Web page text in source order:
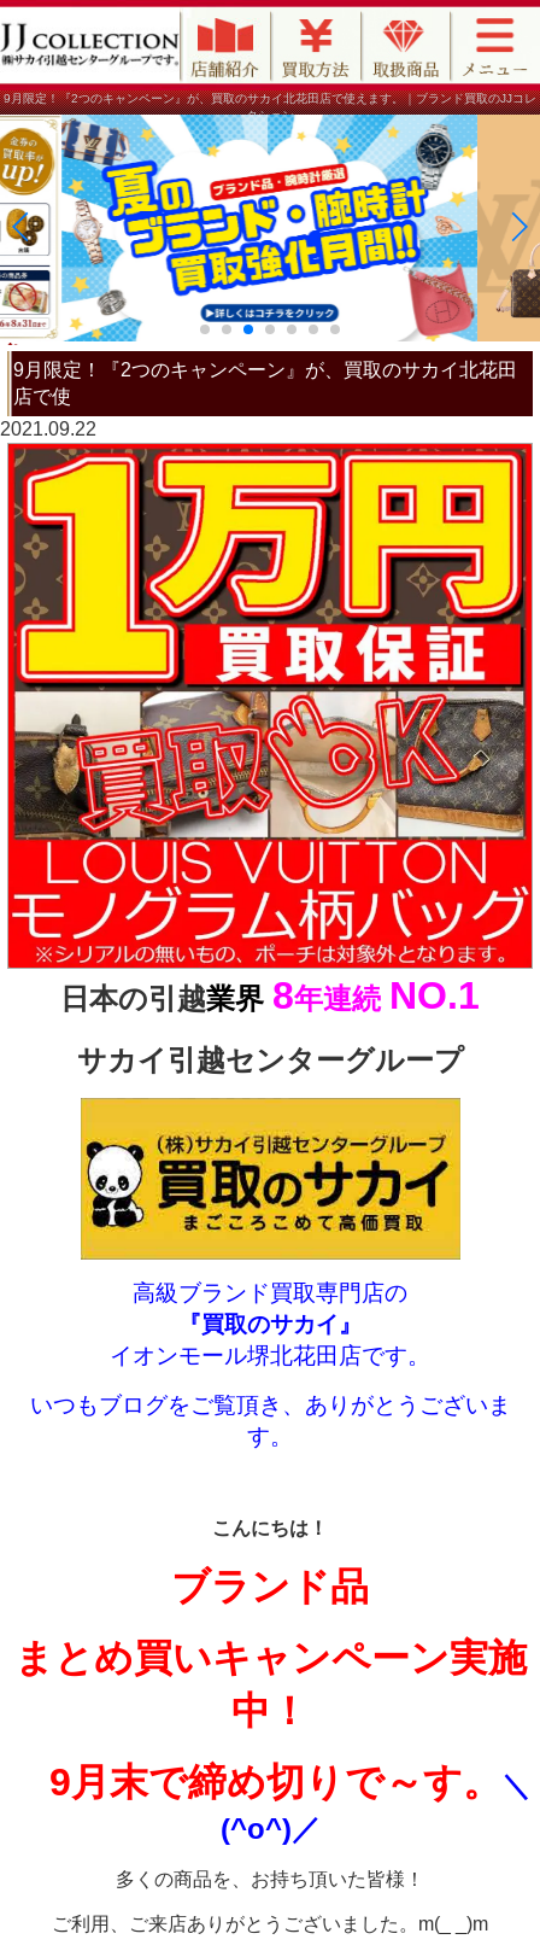
9月限定！『2つのキャンペーン』が、買取のサカイ北花田店で使えます。｜ブランド買取のJJコレ
クション
9月限定！『2つのキャンペーン』が、買取のサカイ北花田
店で使
2021.09.22
日本の引越業界 8年連続 NO.1
サカイ引越センターグループ
高級ブランド買取専門店の
『買取のサカイ』
イオンモール堺北花田店です。
いつもブログをご覧頂き、ありがとうございま
す。
こんにちは！
ブランド品
まとめ買いキャンペーン実施
中！
9月末で締め切りで～す。
＼
(^o^)／
多くの商品を、お持ち頂いた皆様！
ご利用、ご来店ありがとうございました。m(_ _)m